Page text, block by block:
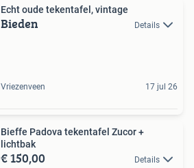
Echt oude tekentafel, vintage
Bieden Details
Vriezenveen 17 jul 26
Bieffe Padova tekentafel Zucor +
lichtbak
€ 150,00 Details